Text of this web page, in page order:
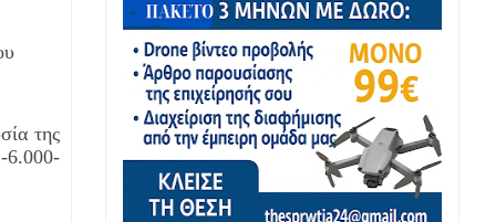
της
6.000-